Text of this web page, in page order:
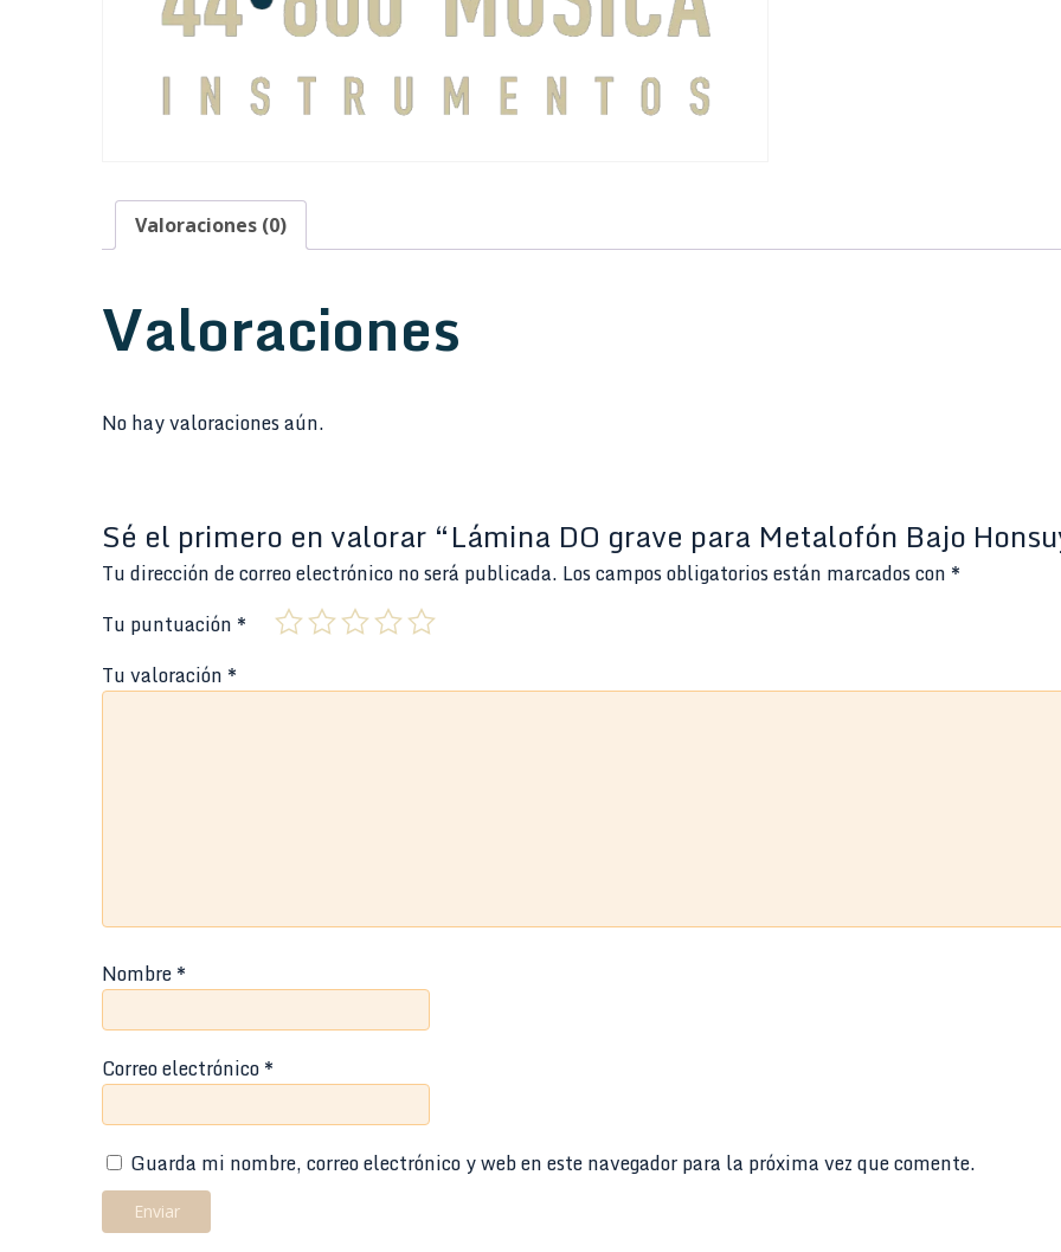
Valoraciones (0)
Valoraciones
No hay valoraciones aún.
Sé el primero en valorar “Lámina DO grave para Metalofón Bajo
Tu dirección de correo electrónico no será publicada. Los campos obligatorios están marcados con *
Tu puntuación *
Tu valoración *
Nombre*
Correo electrónico*
Guarda mi nombre, correo electrónico y web en este navegador para la próxima vez que comente.